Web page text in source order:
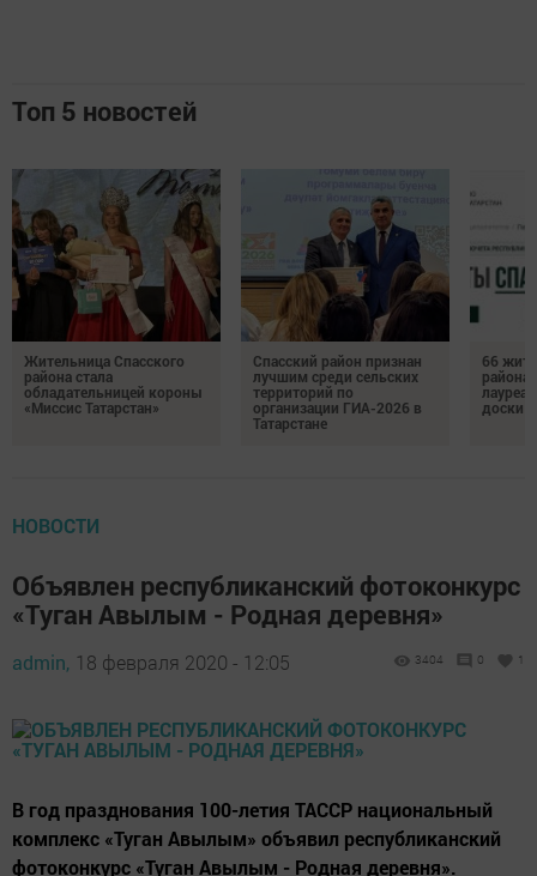
Топ 5 новостей
Жительница Спасского
района стала
обладательницей короны
«Миссис Татарстан»
Спасский район признан
лучшим среди сельских
территорий по
организации ГИА-2026 в
Татарстане
66
района
доски
НОВОСТИ
Объявлен республиканский фотоконкурс
«Туган Авылым - Родная деревня»
admin, 18 февраля 2020 - 12:05 3404 0 1
В год празднования 100-летия ТАССР национальный
комплекс «Туган Авылым» объявил республиканский
фотоконкурс «Туган Авылым - Родная деревня».